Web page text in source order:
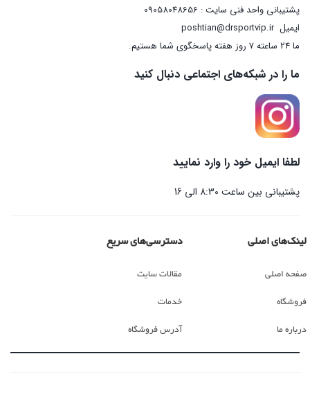
پشتیبانی واحد فنی سایت : 09058048656
ایمیلposhtian@drsportvip.ir
ما 24 ساعته 7 روز هفته پاسخگوی شما هستیم.
ما را در شبکه‌های اجتماعی دنبال کنید
لطفا ایمیل خود را وارد نمایید
پشتیبانی بین ساعت 8:30 الی 16
لینک‌های اصلی
صفحه اصلی
فروشگاه
درباره ما
دسترسی‌های سریع
مقالات سایت
خدمات
آدرس فروشگاه